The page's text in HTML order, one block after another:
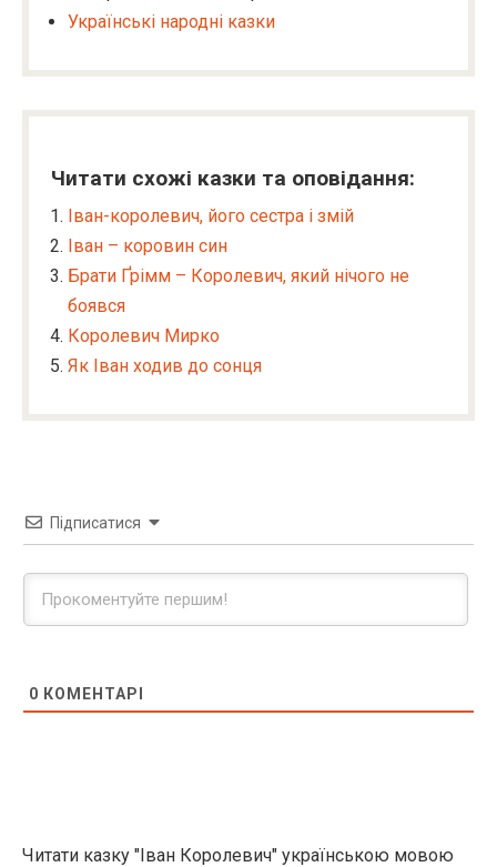
Українські народні казки
Читати схожі казки та оповідання:
Іван-королевич, його сестра і змій
Іван – коровин син
Брати Ґрімм – Королевич, який нічого не
боявся
Королевич Мирко
Як Іван ходив до сонця
Підписатися
0 КОМЕНТАРІ
Читати казку "Іван Королевич" українською мовою